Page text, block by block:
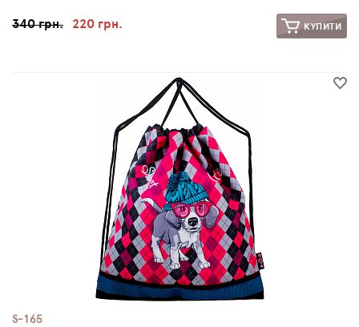
340 грн. 220 грн. КУПИТИ
S-165